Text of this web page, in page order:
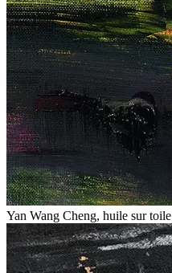
Yan Wang Cheng, huile sur toile